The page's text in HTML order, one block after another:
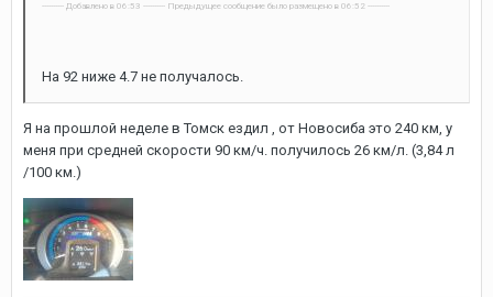
---------- Добавлено в 06:53 ---------- Предыдущее сообщение было размещено в 06:52 ----------
На 92 ниже 4.7 не получалось.
Я на прошлой неделе в Томск ездил , от Новосиба это 240 км, у
меня при средней скорости 90 км/ч. получилось 26 км/л. (3,84 л
/100 км.)